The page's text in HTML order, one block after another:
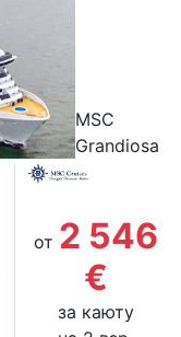
MSC
Grandiosa
от 2 546
€
за каюту